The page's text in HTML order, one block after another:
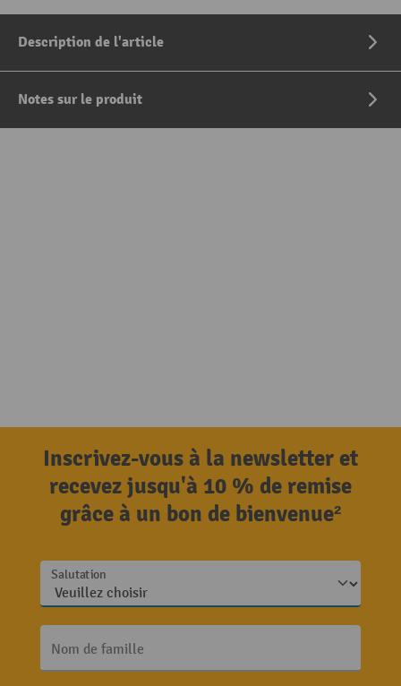
Description de l'article
Notes sur le produit
Inscrivez-vous à la newsletter et
recevez jusqu'à 10 % de remise
grâce à un bon de bienvenue²
Salutation
Nom de famille